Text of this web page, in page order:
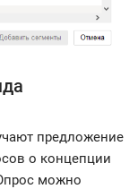
предложение
о концепции
можно